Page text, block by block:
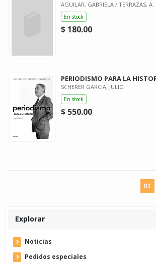
AGUILAR, GABRIELA / TERRAZAS, A.
En stock
$ 180.00
PERIODISMO PARA LA
SCHERER GARCIA, JULIO
En stock
$ 550.00
01
Explorar
Noticias
Pedidos especiales